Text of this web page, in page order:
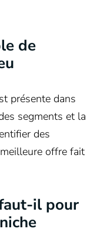
de
présente dans
segments et la
des
offre fait
il pour